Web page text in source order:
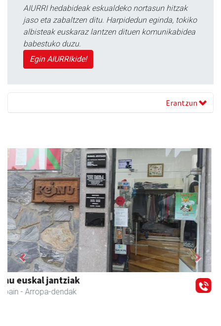
AIURRI hedabideak eskualdeko nortasun hitzak
jaso eta zabaltzen ditu. Harpidedun eginda, tokiko
albisteak euskaraz lantzen dituen komunikabidea
babestuko duzu.
Egin AIURRIkide!
Erantzun
Urpa autobusak
Andoain - Autobusak
Previous Next